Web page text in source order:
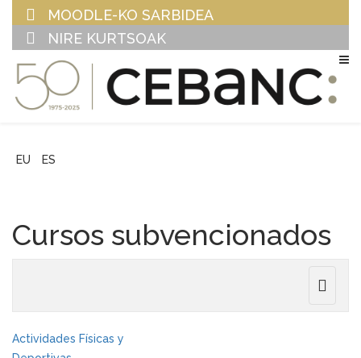
MOODLE-KO SARBIDEA
NIRE KURTSOAK
EU ES
Cursos subvencionados
Toggle
Actividades Físicas y